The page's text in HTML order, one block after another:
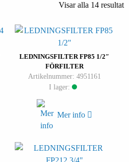
Visar alla 14 resultat
LEDNINGSFILTER FP85 1/2″
FÖRFILTER
Artikelnummer: 4951161
I lager:
Mer info